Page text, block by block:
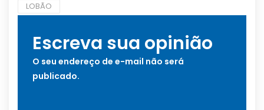
LOBÃO
Escreva sua opinião
O seu endereço de e-mail não será
publicado.